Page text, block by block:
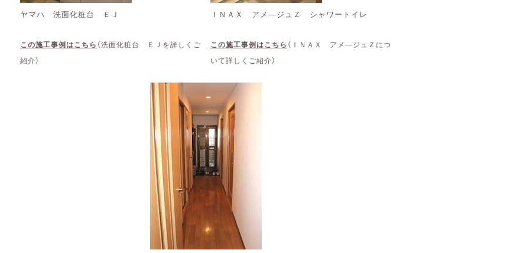
ヤマハ 洗面化粧台 ＥＪ
この施工事例はこちら （洗面化粧台 ＥＪを詳しくご
紹介）
ＩＮＡＸ アメ―ジュＺ シャワートイレ
この施工事例はこちら （ＩＮＡＸ アメ―ジュＺにつ
いて詳しくご紹介）